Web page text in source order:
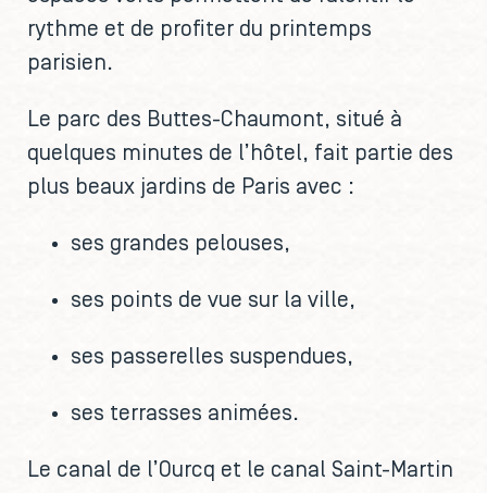
rythme et de profiter du printemps
parisien.
Le parc des Buttes-Chaumont, situé à
quelques minutes de l’hôtel, fait partie des
plus beaux jardins de Paris avec :
ses grandes pelouses,
ses points de vue sur la ville,
ses passerelles suspendues,
ses terrasses animées.
Le canal de l’Ourcq et le canal Saint-Martin